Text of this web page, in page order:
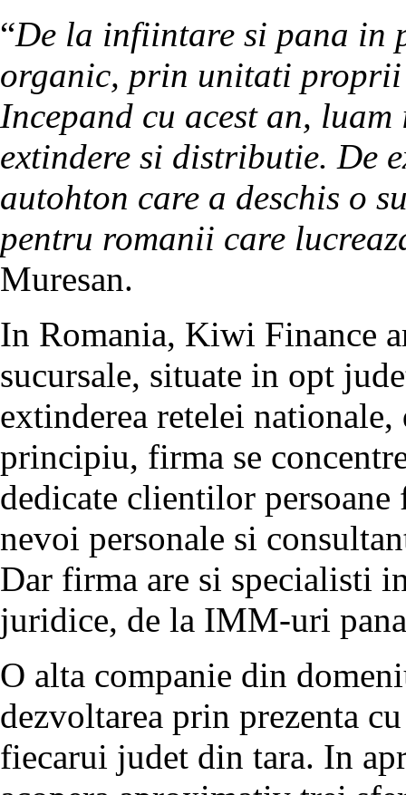
“De la infiintare si pana in
organic, prin unitati
Incepand cu acest an,
extindere si distributie. De
autohton care a deschis o
pentru romanii care
Muresan.
In Romania, Kiwi Finance
sucursale, situate in opt
extinderea retelei
principiu, firma se
dedicate clientilor
nevoi personale si
Dar firma are si specialisti
juridice, de la IMM-uri
O alta companie din
dezvoltarea prin prezenta
fiecarui judet din tara. In